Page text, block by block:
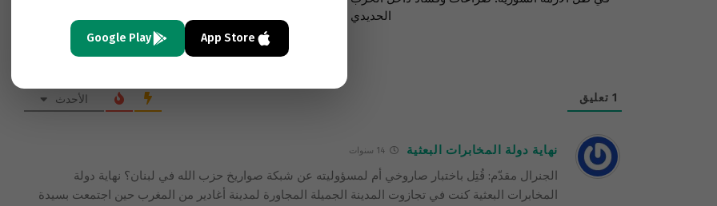
الحديدي
1 تعليق الأحدث
نهاية دولة المخابرات البعثية 14 سنوات
الجنرال مقدّم: قُتِل باختبار صاروخي أم لمسؤوليته عن شبكة صواريخ حزب الله في لبنان؟ نهاية دولة
المخابرات البعثية كنت في تجازوت المدينة الجميلة المجاورة لمدينة أغادير من المغرب حين اجتمعت بسيدة
App Store
Google Play